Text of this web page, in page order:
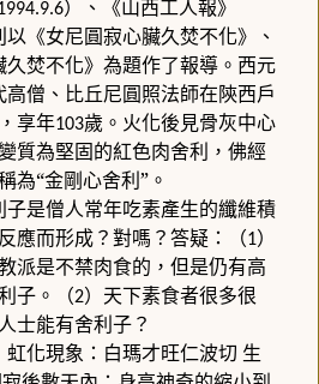
）、《山西工人報》
《女尼圓寂心臟久焚不化》、
久焚不化》為題作了報導。西元
高僧、比丘尼圓照法師在陝西戶
享年103歲。火化後見骨灰中心
質為堅固的紅色肉舍利，佛經
為“金剛心舍利”。
是僧人常年吃素產生的纖維積
應而形成？對嗎？答疑：（1）
派是不禁肉食的，但是仍有高
子。（2）天下素食者很多很
士能有舍利子？
化現象：白瑪才旺仁波切 生